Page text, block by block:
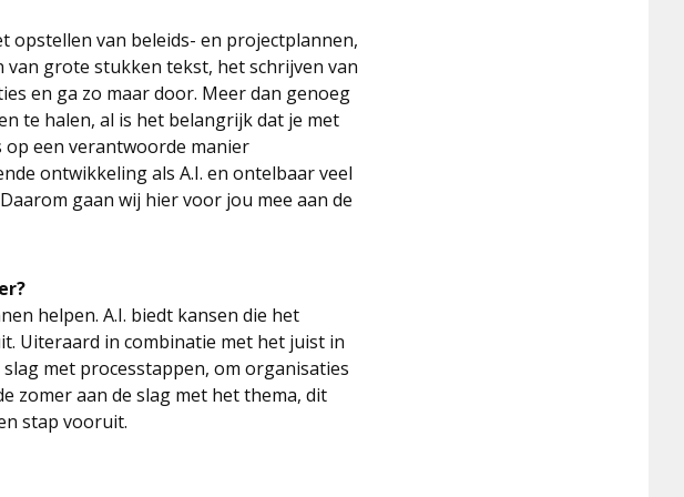
opstellen van beleids- en projectplannen,
grote stukken tekst, het schrijven van
en ga zo maar door. Meer dan genoeg
te halen, al is het belangrijk dat je met
op een verantwoorde manier
ontwikkeling als A.I. en ontelbaar veel
gaan wij hier voor jou mee aan de
helpen. A.I. biedt kansen die het
Uiteraard in combinatie met het juist in
met processtappen, om organisaties
zomer aan de slag met het thema, dit
stap vooruit.